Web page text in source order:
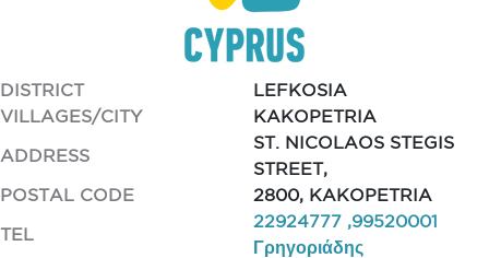
DISTRICT
LEFKOSIA
VILLAGES/CITY
KAKOPETRIA
ADDRESS
ST. NICOLAOS STEGIS
STREET,
POSTAL CODE
2800, KAKOPETRIA
TEL
22924777 ,99520001
Γρηγοριάδης